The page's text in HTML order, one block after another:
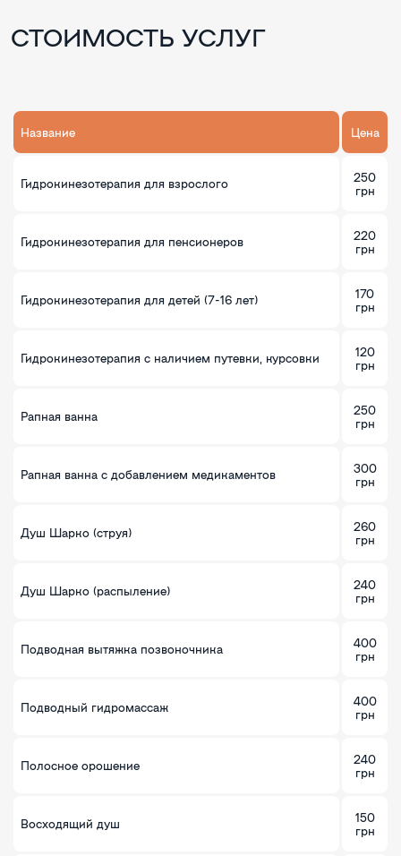
СТОИМОСТЬ УСЛУГ
Название Цена
Гидрокинезотерапия для взрослого
250
грн
Гидрокинезотерапия для пенсионеров
220
грн
Гидрокинезотерапия для детей (7-16 лет)
170
грн
Гидрокинезотерапия с наличием путевки, курсовки
120
грн
Рапная ванна
250
грн
Рапная ванна с добавлением медикаментов
300
грн
Душ Шарко (струя)
260
грн
Душ Шарко (распыление)
240
грн
Подводная вытяжка позвоночника
400
грн
Подводный гидромассаж
400
грн
Полосное орошение
240
грн
Восходящий душ
150
грн